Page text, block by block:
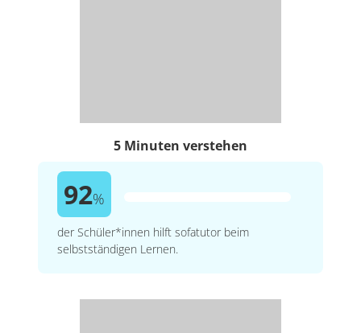
5 Minuten verstehen
92%
der Schüler*innen hilft sofatutor beim
selbstständigen Lernen.